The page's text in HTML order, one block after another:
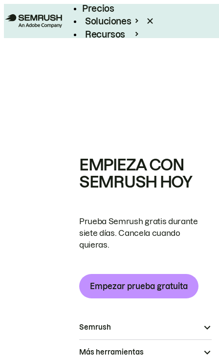
Precios
Soluciones
Recursos
EMPIEZA CON
SEMRUSH HOY
Prueba Semrush gratis durante
siete días. Cancela cuando
quieras.
Empezar prueba gratuita
Semrush
Más herramientas